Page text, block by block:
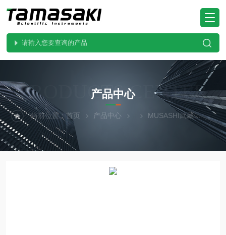
PRODUCTS CENTER
产品中心
当前位置：首页 产品中心 MUSASHI武藏 S-